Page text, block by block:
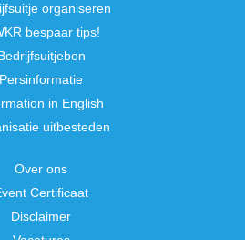
organiseren
bespaar tips!
Persinformatie
in English
uitbesteden
Over ons
Certificaat
Disclaimer